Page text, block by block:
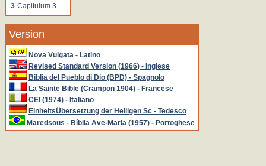
3 Capitulum 3
Version
Nova Vulgata - Latino
Revised Standard Version (1966) - Inglese
Biblia del Pueblo di Dio (BPD) - Spagnolo
La Sainte Bible (Crampon 1904) - Francese
CEI (1974) - Italiano
EinheitsÜbersetzung der Heiligen Sc - Tedesco
Maredsous - Bíblia Ave-Maria (1957) - Portoghese